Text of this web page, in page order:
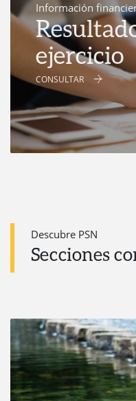
Información
ejercicio
CONSULTAR
Descubre PSN
Secciones